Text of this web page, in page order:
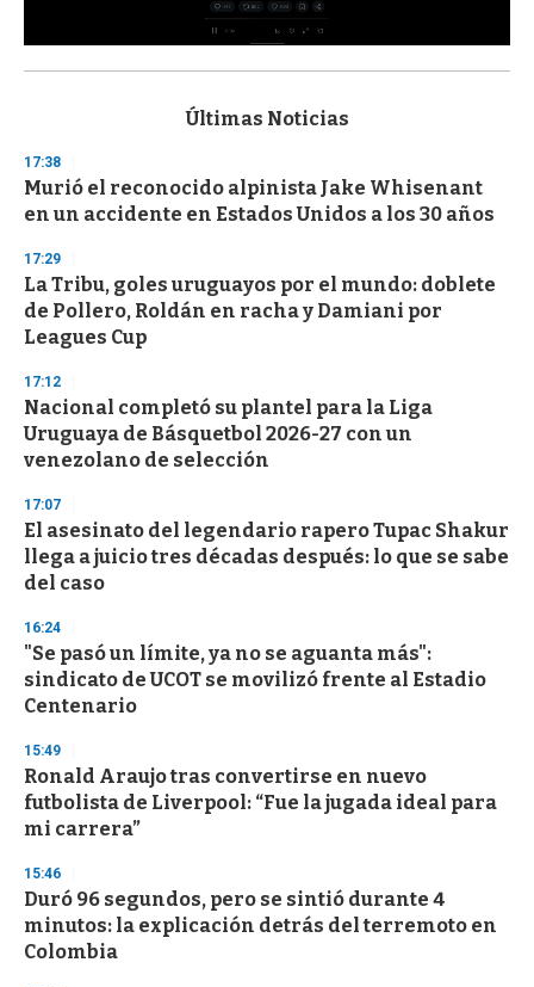
s
d
s
o
f
3
s
e
c
o
d
s
Últimas Noticias
17:38
Murió el reconocido alpinista Jake Whisenant
en un accidente en Estados Unidos a los 30 años
17:29
La Tribu, goles uruguayos por el mundo: doblete
de Pollero, Roldán en racha y Damiani por
Leagues Cup
17:12
Nacional completó su plantel para la Liga
Uruguaya de Básquetbol 2026-27 con un
venezolano de selección
17:07
El asesinato del legendario rapero Tupac Shakur
llega a juicio tres décadas después: lo que se sabe
del caso
16:24
"Se pasó un límite, ya no se aguanta más":
sindicato de UCOT se movilizó frente al Estadio
Centenario
15:49
Ronald Araujo tras convertirse en nuevo
futbolista de Liverpool: “Fue la jugada ideal para
mi carrera”
15:46
Duró 96 segundos, pero se sintió durante 4
minutos: la explicación detrás del terremoto en
Colombia